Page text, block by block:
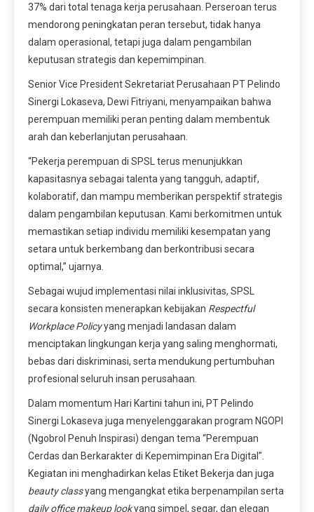
37% dari total tenaga kerja perusahaan. Perseroan terus
mendorong peningkatan peran tersebut, tidak hanya
dalam operasional, tetapi juga dalam pengambilan
keputusan strategis dan kepemimpinan.
Senior Vice President Sekretariat Perusahaan PT Pelindo
Sinergi Lokaseva, Dewi Fitriyani, menyampaikan bahwa
perempuan memiliki peran penting dalam membentuk
arah dan keberlanjutan perusahaan.
“Pekerja perempuan di SPSL terus menunjukkan
kapasitasnya sebagai talenta yang tangguh, adaptif,
kolaboratif, dan mampu memberikan perspektif strategis
dalam pengambilan keputusan. Kami berkomitmen untuk
memastikan setiap individu memiliki kesempatan yang
setara untuk berkembang dan berkontribusi secara
optimal,” ujarnya.
Sebagai wujud implementasi nilai inklusivitas, SPSL
secara konsisten menerapkan kebijakan Respectful
Workplace Policyyang menjadi landasan dalam
menciptakan lingkungan kerja yang saling menghormati,
bebas dari diskriminasi, serta mendukung pertumbuhan
profesional seluruh insan perusahaan.
Dalam momentum Hari Kartini tahun ini, PT Pelindo
Sinergi Lokaseva juga menyelenggarakan program NGOPI
(Ngobrol Penuh Inspirasi) dengan tema “Perempuan
Cerdas dan Berkarakter di Kepemimpinan Era Digital”.
Kegiatan ini menghadirkan kelas Etiket Bekerja dan juga
beauty classyang mengangkat etika berpenampilan serta
daily office makeup lookyang simpel, segar, dan elegan